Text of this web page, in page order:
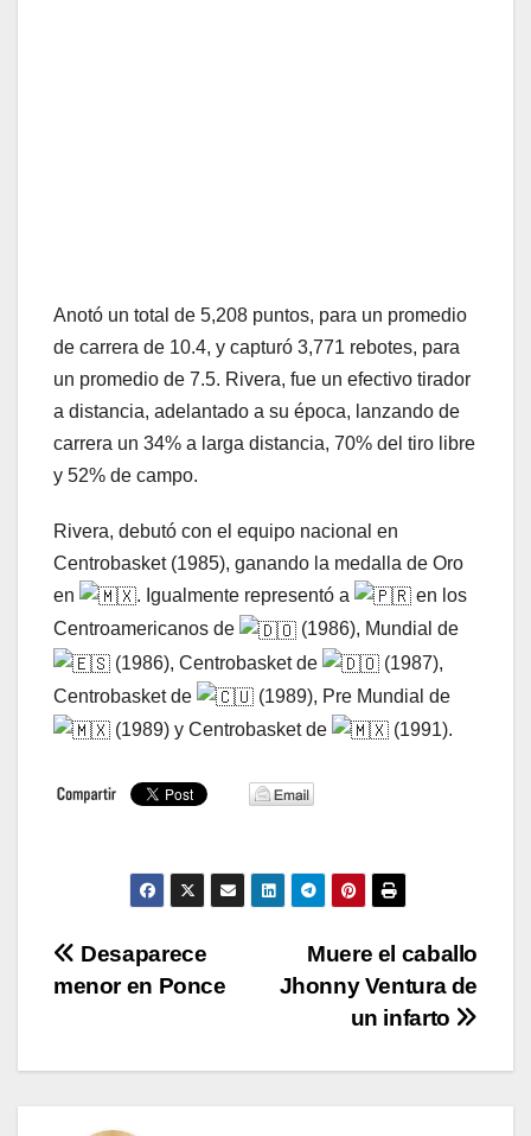
Anotó un total de 5,208 puntos, para un promedio
de carrera de 10.4, y capturó 3,771 rebotes, para
un promedio de 7.5. Rivera, fue un efectivo tirador
a distancia, adelantado a su época, lanzando de
carrera un 34% a larga distancia, 70% del tiro libre
y 52% de campo.
Rivera, debutó con el equipo nacional en
Centrobasket (1985), ganando la medalla de Oro
en
. Igualmente representó a
en los
Centroamericanos de
(1986), Mundial de
(1986), Centrobasket de
(1987),
Centrobasket de
(1989), Pre Mundial de
(1989) y Centrobasket de
(1991).
Navegación
entradas
Muere el caballo
Jhonny Ventura de
un infarto
Desaparece
menor en Ponce